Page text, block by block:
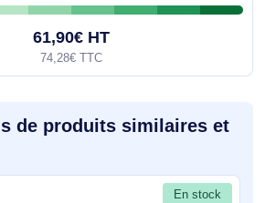
61,90€ HT
74,28€ TTC
de produits similaires et
En stock